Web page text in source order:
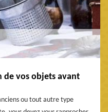
de vos objets avant
ou tout autre type